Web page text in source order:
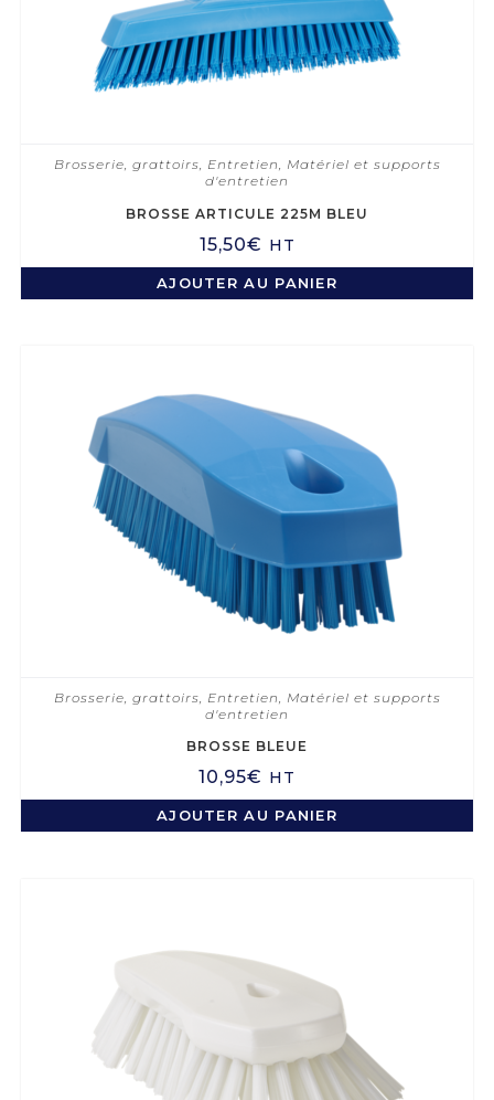
Brosserie, grattoirs, Entretien, Matériel et supports
d'entretien
BROSSE ARTICULE 225M BLEU
15,50€ HT
AJOUTER AU PANIER
Brosserie, grattoirs, Entretien, Matériel et supports
d'entretien
BROSSE BLEUE
10,95€ HT
AJOUTER AU PANIER